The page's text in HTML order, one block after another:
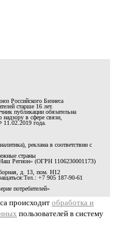
Российского Бизнеса
старше 16 лет.
публикации обязательна
в сфере связи,
года.
реклама в соответствии с
страны
Регион» (ОГРН 1106230001173)
д. 13, пом. Н12
+7 905 187-90-61
потребителей»
происходит обработка и
пользователей в систему